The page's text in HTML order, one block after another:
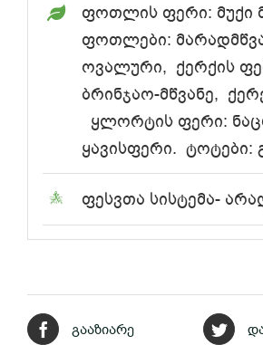
ფოთლის ფერი: მუქი
ფოთლები:
ოვალური, ქერქის
ბრინჯაო-მწვანე,
ყლორტის ფერი:
ყავისფერი. ტოტები:
ფესვთა სისტემა-
გააზიარე